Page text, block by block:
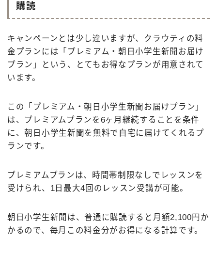
購読
キャンペーンとは少し違いますが、クラウティの料
金プランには「プレミアム・朝日小学生新聞お届け
プラン」という、とてもお得なプランが用意されて
います。
この「プレミアム・朝日小学生新聞お届けプラン」
は、プレミアムプランを6ヶ月継続することを条件
に、朝日小学生新聞を無料で自宅に届けてくれるプ
ランです。
プレミアムプランは、時間帯制限なしでレッスンを
受けられ、1日最大4回のレッスン受講が可能。
朝日小学生新聞は、普通に購読すると月額2,100円か
かるので、毎月この料金分がお得になる計算です。